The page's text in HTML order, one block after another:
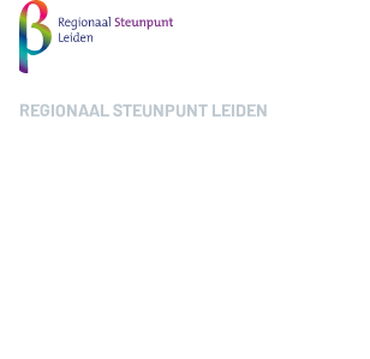
REGIONAAL STEUNPUNT LEIDEN